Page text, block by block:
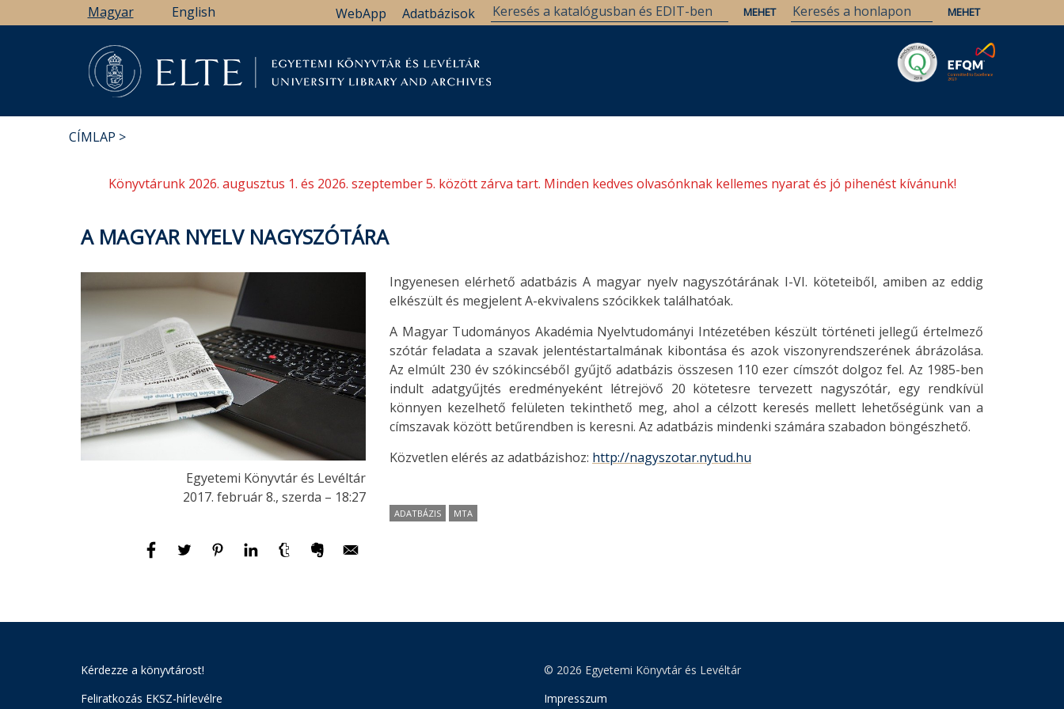
a
Magyar English Adatbázisok
WebApp
CÍMLAP
Könyvtárunk 2026. augusztus 1. és 2026. szeptember 5. között zárva tart. Minden kedves olvasónknak kellemes nyarat és jó pihenést kívánunk!
A MAGYAR NYELV NAGYSZÓTÁRA
Egyetemi Könyvtár és Levéltár
2017. február 8., szerda – 18:27
Ingyenesen elérhető adatbázis A magyar nyelv nagyszótárának I-VI. köteteiből, amiben az eddig
elkészült és megjelent A-ekvivalens szócikkek találhatóak.
A Magyar Tudományos Akadémia Nyelvtudományi Intézetében készült történeti jellegű értelmező
szótár feladata a szavak jelentéstartalmának kibontása és azok viszonyrendszerének ábrázolása.
Az elmúlt 230 év szókincséből gyűjtő adatbázis összesen 110 ezer címszót dolgoz fel. Az 1985-ben
indult adatgyűjtés eredményeként létrejövő 20 kötetesre tervezett nagyszótár, egy rendkívül
könnyen kezelhető felületen tekinthető meg, ahol a célzott keresés mellett lehetőségünk van a
címszavak között betűrendben is keresni. Az adatbázis mindenki számára szabadon böngészhető.
Közvetlen elérés az adatbázishoz: http://nagyszotar.nytud.hu
ADATBÁZIS MTA
Kérdezze a könyvtárost!
Feliratkozás EKSZ-hírlevélre
© 2026 Egyetemi Könyvtár és Levéltár
Impresszum